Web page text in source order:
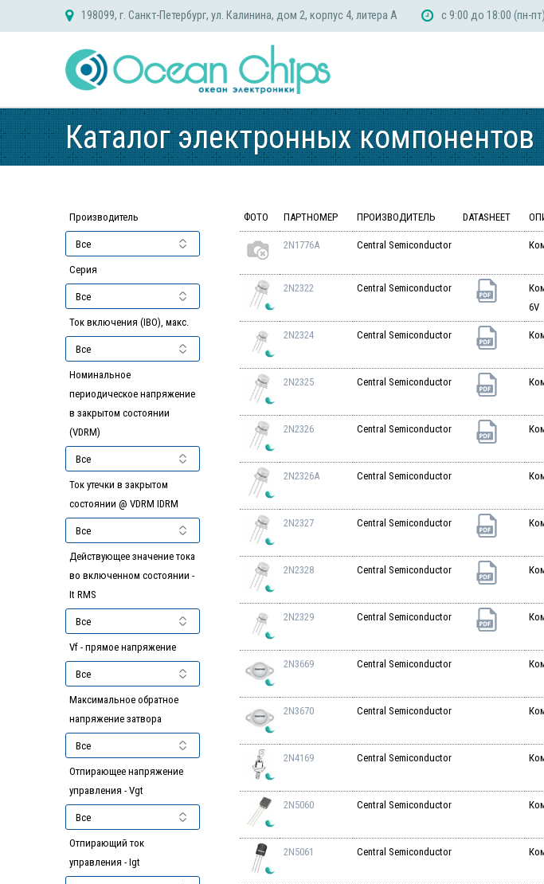
198099, г. Санкт-Петербург, ул. Калинина, дом 2, корпус 4, литера А с 9:00 до 18:00 (пн-пт)
Каталог электронных компонентов
Производитель
Серия
Ток включения (IBO), макс.
Номинальное
периодическое напряжение
в закрытом состоянии
(VDRM)
Ток утечки в закрытом
состоянии @ VDRM IDRM
Действующее значение тока
во включенном состоянии -
It RMS
Vf - прямое напряжение
Максимальное обратное
напряжение затвора
Отпирающее напряжение
управления - Vgt
Отпирающий ток
управления - Igt
ФОТО ПАРТНОМЕР ПРОИЗВОДИТЕЛЬ DATASHEET
2N1776A Central Semiconductor
2N2322 Central Semiconductor
6V
2N2324 Central Semiconductor
2N2325 Central Semiconductor
2N2326 Central Semiconductor
2N2326A Central Semiconductor
2N2327 Central Semiconductor
2N2328 Central Semiconductor
2N2329 Central Semiconductor
2N3669 Central Semiconductor
2N3670 Central Semiconductor
2N4169 Central Semiconductor
2N5060 Central Semiconductor
2N5061 Central Semiconductor